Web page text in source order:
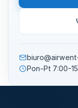
Pon-Pt 7:00-